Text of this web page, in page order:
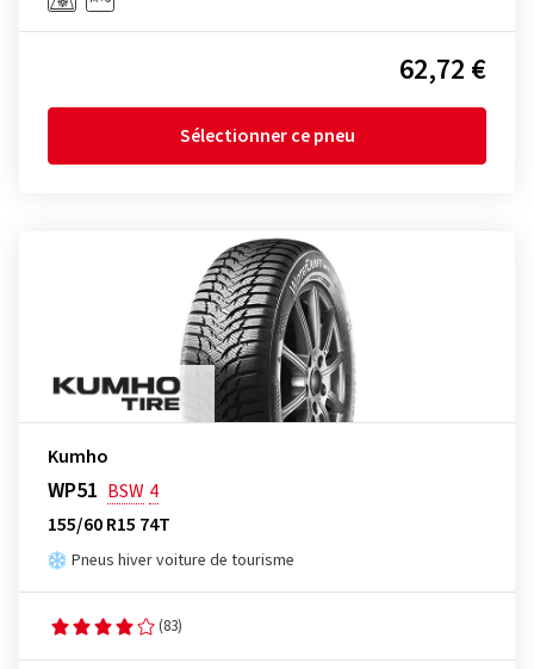
62,72 €
Sélectionner ce pneu
Kumho
WP51 BSW 4
155/60 R15 74T
Pneus hiver voiture de tourisme
(83)